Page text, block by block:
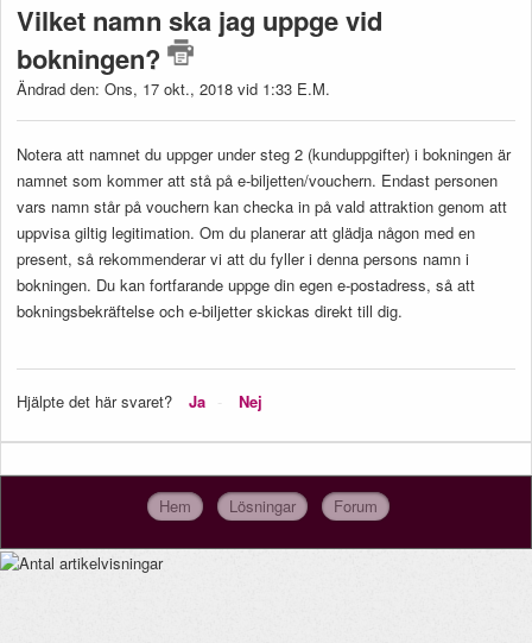
Vilket namn ska jag uppge vid
bokningen?
Ändrad den: Ons, 17 okt., 2018 vid 1:33 E.M.
Notera att namnet du uppger under steg 2 (kunduppgifter) i bokningen är
namnet som kommer att stå på e-biljetten/vouchern. Endast personen
vars namn står på vouchern kan checka in på vald attraktion genom att
uppvisa giltig legitimation. Om du planerar att glädja någon med en
present, så rekommenderar vi att du fyller i denna persons namn i
bokningen. Du kan fortfarande uppge din egen e-postadress, så att
bokningsbekräftelse och e-biljetter skickas direkt till dig.
Hjälpte det här svaret? Ja Nej
Hem Lösningar Forum